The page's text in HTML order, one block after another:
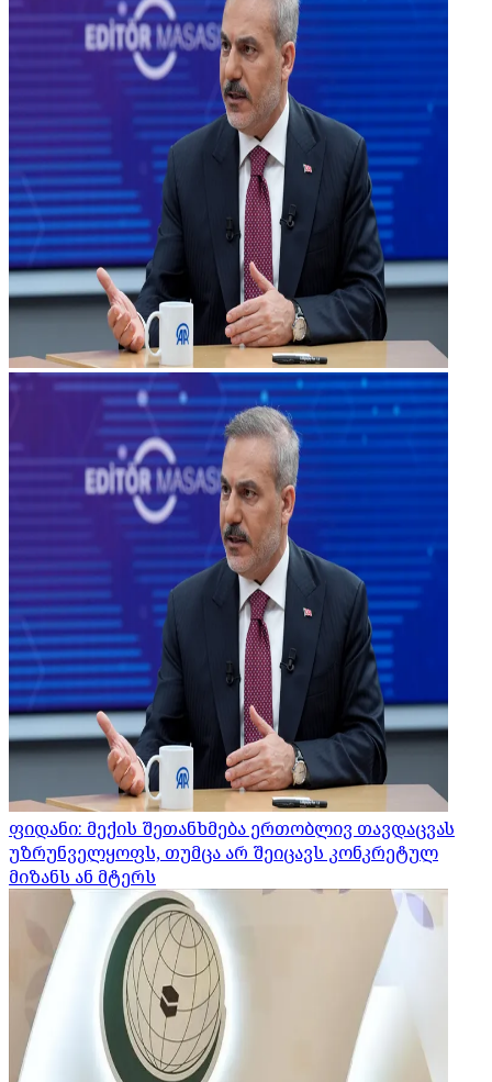
ფიდანი: მექის შეთანხმება ერთობლივ თავდაცვას
უზრუნველყოფს, თუმცა არ შეიცავს კონკრეტულ
მიზანს ან მტერს